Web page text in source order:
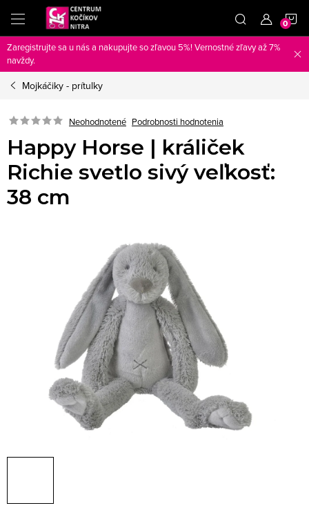
obsah
Zaregistrujte sa u nás a nakupujte so zľavou 5%! Vernostné zľavy až 7%
navždy.
Mojkáčiky - prítulky
Neohodnotené Podrobnosti hodnotenia
Happy Horse | králiček
Richie svetlo sivý veľkosť:
38 cm